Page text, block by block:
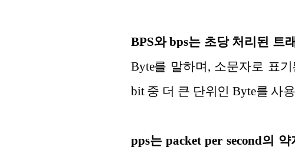
BPS와 bps는 초당 처리된 트
Byte를 말하며, 소문자로 표
bit 중 더 큰 단위인 Byte를 사
pps는 packet per second의